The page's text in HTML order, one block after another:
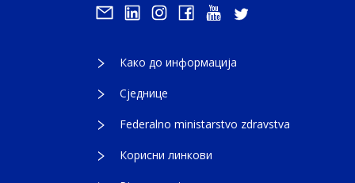
Како до информација
Сједнице
Federalno ministarstvo zdravstva
Корисни линкови